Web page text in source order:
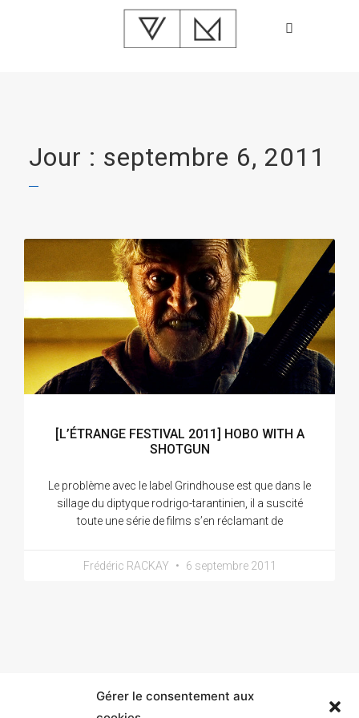
Gérer le consentement aux
Jour : septembre 6, 2011
[L’ÉTRANGE FESTIVAL 2011] HOBO WITH A
SHOTGUN
Le problème avec le label Grindhouse est que dans le
sillage du diptyque rodrigo-tarantinien, il a suscité
toute une série de films s’en réclamant de
Frédéric RACKAY 6 septembre 2011